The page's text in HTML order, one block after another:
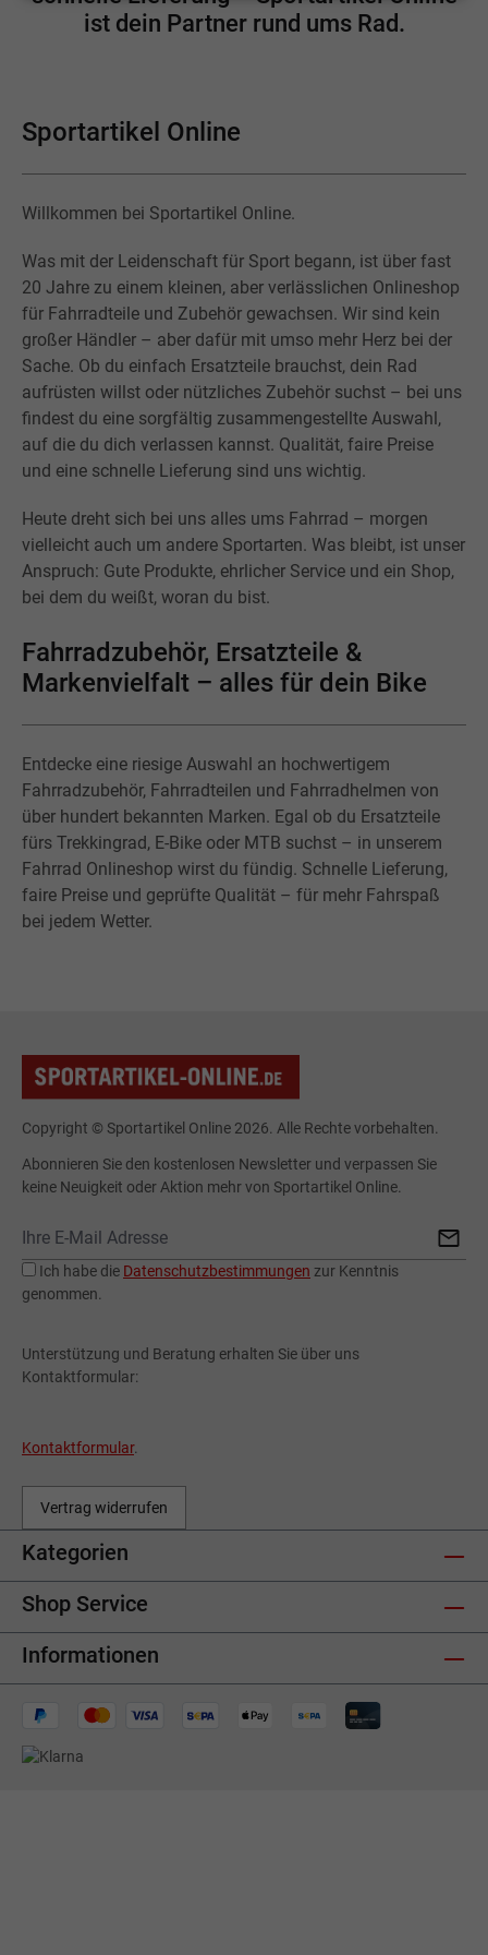
ist dein Partner rund ums Rad.
Sportartikel Online
Willkommen bei Sportartikel Online.
Was mit der Leidenschaft für Sport begann, ist über fast
20 Jahre zu einem kleinen, aber verlässlichen Onlineshop
für Fahrradteile und Zubehör gewachsen. Wir sind kein
großer Händler – aber dafür mit umso mehr Herz bei der
Sache. Ob du einfach Ersatzteile brauchst, dein Rad
aufrüsten willst oder nützliches Zubehör suchst – bei uns
findest du eine sorgfältig zusammengestellte Auswahl,
auf die du dich verlassen kannst. Qualität, faire Preise
und eine schnelle Lieferung sind uns wichtig.
Heute dreht sich bei uns alles ums Fahrrad – morgen
vielleicht auch um andere Sportarten. Was bleibt, ist unser
Anspruch: Gute Produkte, ehrlicher Service und ein Shop,
bei dem du weißt, woran du bist.
Fahrradzubehör, Ersatzteile &
Markenvielfalt – alles für dein Bike
Entdecke eine riesige Auswahl an hochwertigem
Fahrradzubehör, Fahrradteilen und Fahrradhelmen von
über hundert bekannten Marken. Egal ob du Ersatzteile
fürs Trekkingrad, E-Bike oder MTB suchst – in unserem
Fahrrad Onlineshop wirst du fündig. Schnelle Lieferung,
faire Preise und geprüfte Qualität – für mehr Fahrspaß
bei jedem Wetter.
Copyright © Sportartikel Online 2026. Alle Rechte vorbehalten.
Abonnieren Sie den kostenlosen Newsletter und verpassen Sie
keine Neuigkeit oder Aktion mehr von Sportartikel Online.
Ich habe die Datenschutzbestimmungen zur Kenntnis
genommen.
Unterstützung und Beratung erhalten Sie über uns
Kontaktformular:
Kontaktformular.
Vertrag widerrufen
Kategorien
Shop Service
Informationen